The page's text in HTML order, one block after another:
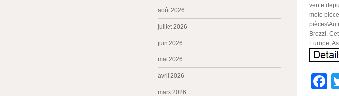
vente
moto
Brozzi.
Europe,
août 2026
juillet 2026
juin 2026
mai 2026
avril 2026
mars 2026